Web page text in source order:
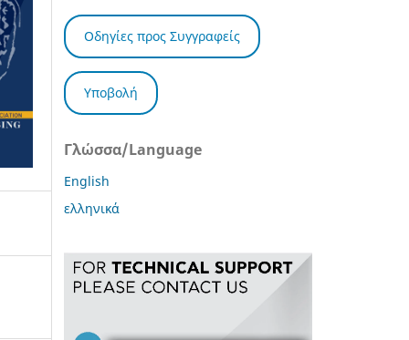
Οδηγίες προς Συγγραφείς
Υποβολή
Γλώσσα/Language
English
ελληνικά